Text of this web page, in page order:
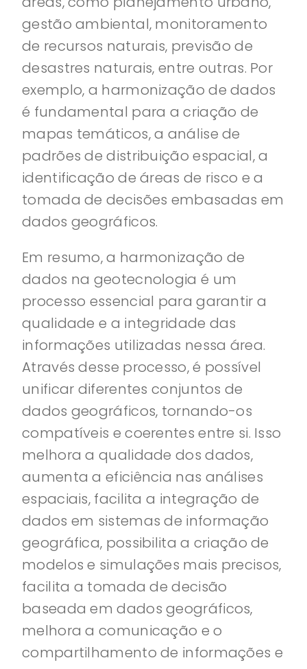
gestão ambiental, monitoramento
de recursos naturais, previsão de
desastres naturais, entre outras. Por
exemplo, a harmonização de dados
é fundamental para a criação de
mapas temáticos, a análise de
padrões de distribuição espacial, a
identificação de áreas de risco e a
tomada de decisões embasadas em
dados geográficos.
Em resumo, a harmonização de
dados na geotecnologia é um
processo essencial para garantir a
qualidade e a integridade das
informações utilizadas nessa área.
Através desse processo, é possível
unificar diferentes conjuntos de
dados geográficos, tornando-os
compatíveis e coerentes entre si. Isso
melhora a qualidade dos dados,
aumenta a eficiência nas análises
espaciais, facilita a integração de
dados em sistemas de informação
geográfica, possibilita a criação de
modelos e simulações mais precisos,
facilita a tomada de decisão
baseada em dados geográficos,
melhora a comunicação e o
compartilhamento de informações e